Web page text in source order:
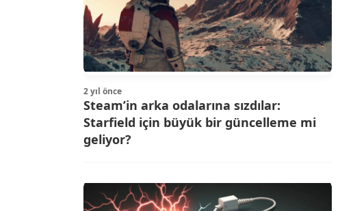
2 yıl önce
Steam’in arka odalarına sızdılar:
Starfield için büyük bir güncelleme mi
geliyor?